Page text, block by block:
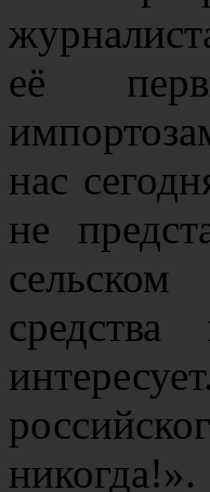
её
нас
не
никогда!».